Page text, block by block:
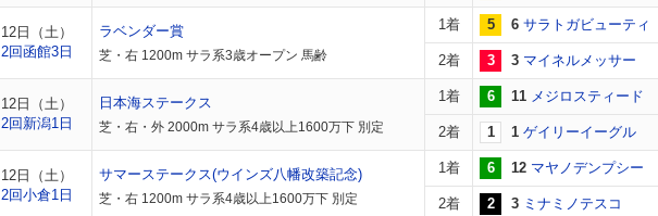
12日（土）
2回函館3日
ラベンダー賞
芝・右 1200m サラ系3歳オープン 馬齢
1着 5 6 サラトガビューティ
2着 3 3 マイネルメッサー
12日（土）
2回新潟1日
日本海ステークス
芝・右・外 2000m サラ系4歳以上1600万下 別定
1着 6 11 メジロスティード
2着 1 1 ゲイリーイーグル
12日（土）
2回小倉1日
サマーステークス(ウインズ八幡改築記念)
芝・右 1200m サラ系4歳以上1600万下 別定
1着 6 12 マヤノデンプシー
2着 2 3 ミナミノテスコ